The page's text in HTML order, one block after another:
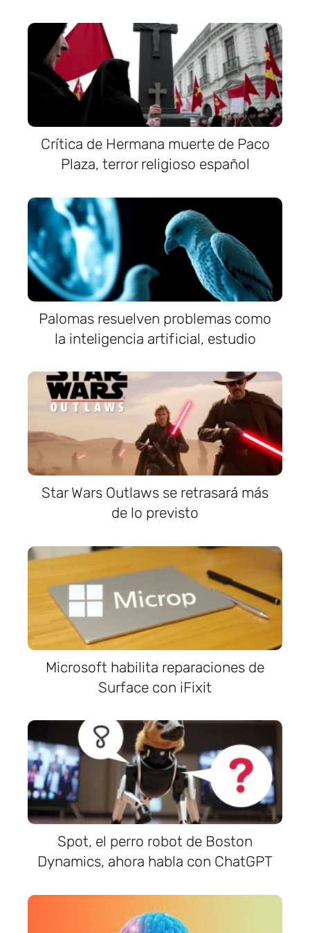
Crítica de Hermana muerte de Paco
Plaza, terror religioso español
Palomas resuelven problemas como
la inteligencia artificial, estudio
Star Wars Outlaws se retrasará más
de lo previsto
Microsoft habilita reparaciones de
Surface con iFixit
Spot, el perro robot de Boston
Dynamics, ahora habla con ChatGPT